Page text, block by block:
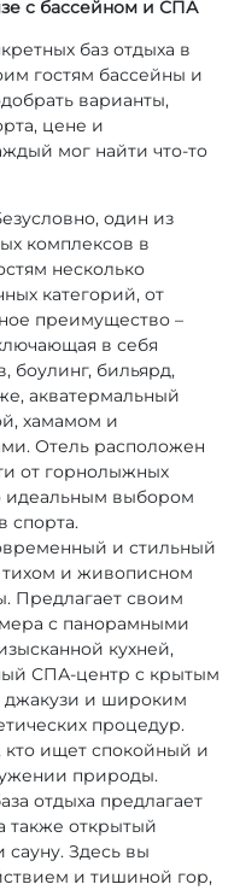
с бассейном и СПА
баз отдыха в
гостям бассейны и
варианты,
цене и
мог найти что-то
один из
комплексов в
несколько
категорий, от
преимущество –
в себя
боулинг, бильярд,
акватермальный
хамамом и
Отель расположен
от горнолыжных
идеальным выбором
спорта.
и стильный
и живописном
Предлагает своим
с панорамными
кухней,
СПА-центр с крытым
джакузи и широким
процедур.
кто ищет спокойный и
природы.
отдыха предлагает
также открытый
Здесь вы
и тишиной гор,